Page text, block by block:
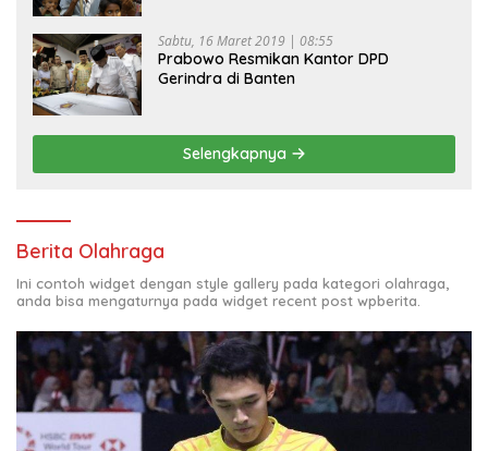
Sabtu, 16 Maret 2019 | 08:55
Prabowo Resmikan Kantor DPD
Gerindra di Banten
Selengkapnya
Berita Olahraga
Ini contoh widget dengan style gallery pada kategori olahraga,
anda bisa mengaturnya pada widget recent post wpberita.